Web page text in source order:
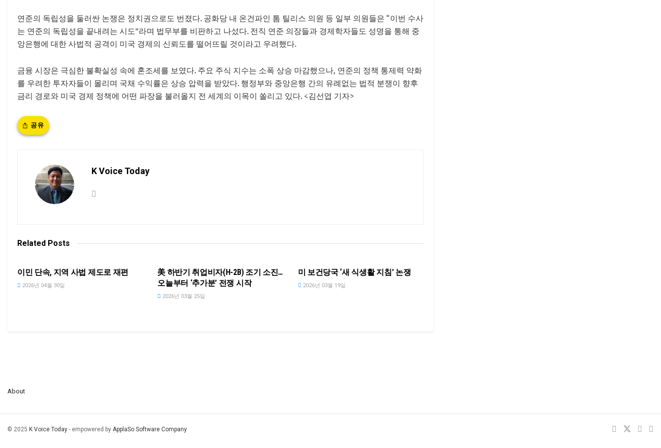
연준의 독립성을 둘러싼 논쟁은 정치권으로도 번졌다. 공화당 내 온건파인 톰 틸리스 의원 등 일부 의원들은 “이번 수사
는 연준의 독립성을 끝내려는 시도”라며 법무부를 비판하고 나섰다. 전직 연준 의장들과 경제학자들도 성명을 통해 중
앙은행에 대한 사법적 공격이 미국 경제의 신뢰도를 떨어뜨릴 것이라고 우려했다.
금융 시장은 극심한 불확실성 속에 혼조세를 보였다. 주요 주식 지수는 소폭 상승 마감했으나, 연준의 정책 통제력 약화
를 우려한 투자자들이 몰리며 국채 수익률은 상승 압력을 받았다. 행정부와 중앙은행 간의 유례없는 법적 분쟁이 향후
금리 경로와 미국 경제 정책에 어떤 파장을 불러올지 전 세계의 이목이 쏠리고 있다. <김선엽 기자>
공유
K Voice Today
Related Posts
이민 단속, 지역 사법 제도로 재편
2026년 04월 30일
美 하반기 취업비자(H-2B) 조기 소진…
오늘부터 ‘추가분’ 전쟁 시작
2026년 03월 25일
미 보건당국 ‘새 식생활 지침’ 논쟁
2026년 03월 19일
About
© 2025 K Voice Today - empowered by ApplaSo Software Company